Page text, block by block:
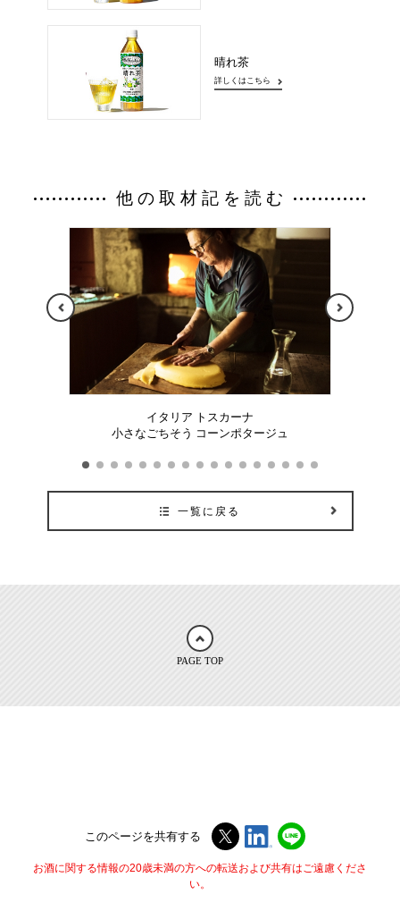
晴れ茶
詳しくはこちら
他の取材記を読む
イタリア トスカーナ
小さなごちそう コーンポタージュ
一覧に戻る
PAGE TOP
このページを共有する
お酒に関する情報の20歳未満の方への転送および共有はご遠慮くださ
い。